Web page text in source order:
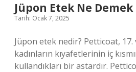
Jüpon Etek Ne Demek
Tarih: Ocak 7, 2025
Jüpon etek nedir? Petticoat, 17.
kadınların kıyafetlerinin iç
kullandıkları bir astardır.